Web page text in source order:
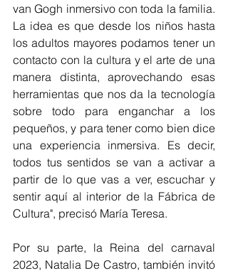
van Gogh inmersivo con toda la familia.
La idea es que desde los niños hasta
los adultos mayores podamos tener un
contacto con la cultura y el arte de una
manera distinta, aprovechando esas
herramientas que nos da la tecnología
sobre todo para enganchar a los
pequeños, y para tener como bien dice
una experiencia inmersiva. Es decir,
todos tus sentidos se van a activar a
partir de lo que vas a ver, escuchar y
sentir aquí al interior de la Fábrica de
Cultura", precisó María Teresa.
Por su parte, la Reina del carnaval
2023, Natalia De Castro, también invitó